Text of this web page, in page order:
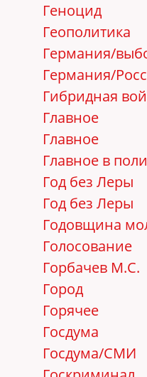
Геноцид
Геополитика
Германия/
Германия/
Гибридная
Главное
Главное
Главное в
Год без Леры
Год без Леры
Годовщина
Голосование
Горбачев М.С.
Город
Горячее
Госдума
Госдума/СМИ